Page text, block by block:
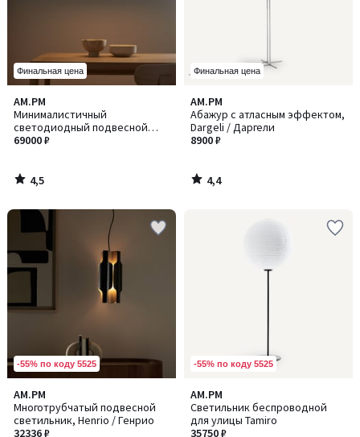
Финальная цена
AM.PM
Минималистичный
светодиодный подвесной
светильник, Filifi / Филифи
69000 ₽
4,5
/ 5
4,5
/
Финальная цена
AM.PM
Абажур с атласным эффектом,
Dargeli / Даргели
8900 ₽
4,4
/ 5
4,4
/
-55% по коду 5525
AM.PM
Многотрубчатый подвесной
светильник, Henrio / Генрио
32336 ₽
-55% по коду 5525
AM.PM
Светильник беспроводной
для улицы Tamiro
35750 ₽